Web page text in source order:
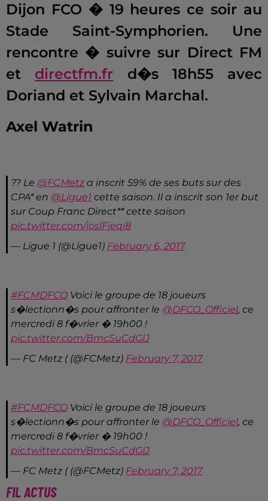
Dijon FCO � 19 heures ce soir au
Stade Saint-Symphorien. Une
rencontre � suivre sur Direct FM
et directfm.fr d�s 18h55 avec
Doriand et Sylvain Marchal.
Axel Watrin
?? Le @FCMetz a inscrit 59% de ses buts sur des
CPA* en @Ligue1 cette saison. Il a inscrit son 1er but
sur Coup Franc Direct** cette saison
pic.twitter.com/joslFjeqj8
— Ligue 1 (@Ligue1) February 6, 2017
#FCMDFCO Voici le groupe de 18 joueurs
s�lectionn�s pour affronter le @DFCO_Officiel, ce
mercredi 8 f�vrier � 19h00 !
pic.twitter.com/BmcSuCdGlJ
— FC Metz ( (@FCMetz) February 7, 2017
#FCMDFCO Voici le groupe de 18 joueurs
s�lectionn�s pour affronter le @DFCO_Officiel, ce
mercredi 8 f�vrier � 19h00 !
pic.twitter.com/BmcSuCdGlJ
— FC Metz ( (@FCMetz) February 7, 2017
FIL ACTUS